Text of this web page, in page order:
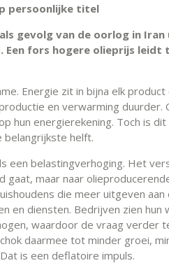
persoonlijke titel
gevolg van de oorlog in
fors hogere olieprijs
Energie zit in bijna elk product
en verwarming duurder.
hun energierekening. Toch is
belangrijkste helft.
een belastingverhoging. Het
maar naar
die meer uitgeven aan
en diensten. Bedrijven zien hun
waardoor de vraag verder
daarmee tot minder groei,
is een deflatoire impuls.